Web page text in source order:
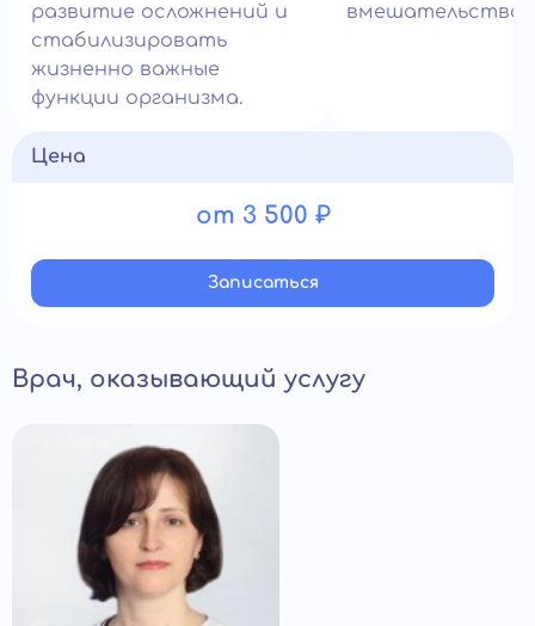
развитие осложнений и
стабилизировать
жизненно важные
функции организма.
вмешательства
Цена
от 3 500 ₽
Записатьcя
Врач, оказывающий услугу